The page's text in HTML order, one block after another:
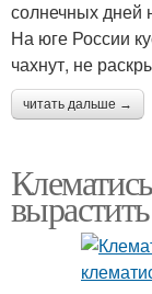
солнечных дней
На юге России
чахнут, не
читать дальше →